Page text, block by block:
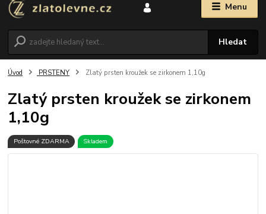
Menu
Hledat
Úvod PRSTENY Zlatý prsten kroužek se zirkonem 1,10g
Zlatý prsten kroužek se zirkonem
1,10g
Poštovné ZDARMA Skladem